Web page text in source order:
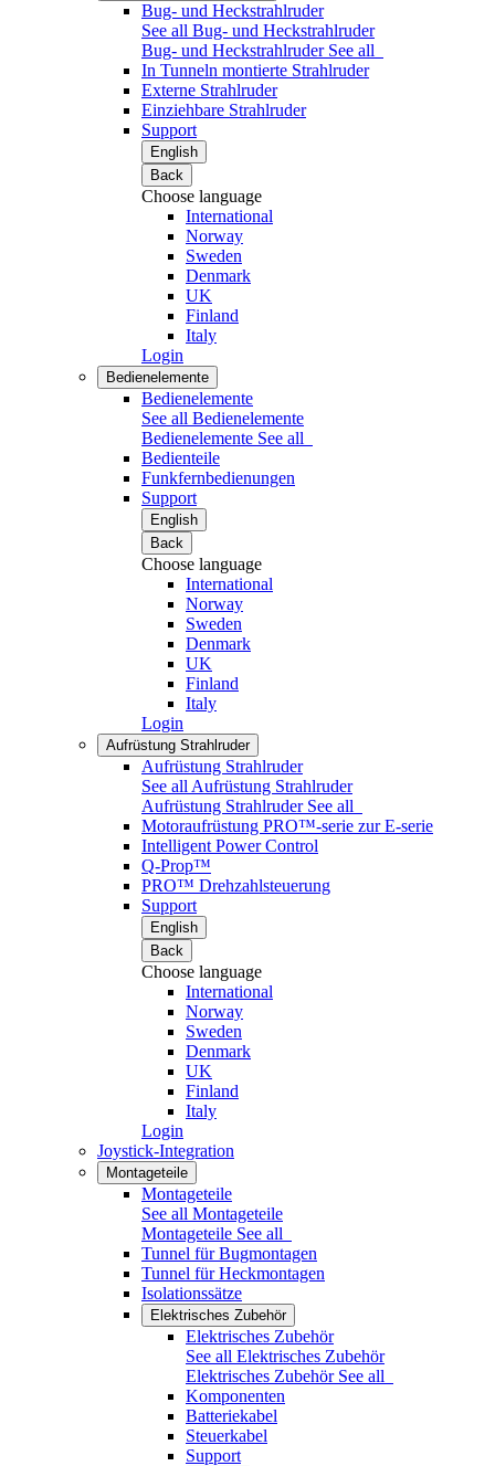
Bug- und Heckstrahlruder
See all Bug- und Heckstrahlruder
Bug- und Heckstrahlruder See all
In Tunneln montierte Strahlruder
Externe Strahlruder
Einziehbare Strahlruder
Support
English
Back
Choose language
International
Norway
Sweden
Denmark
UK
Finland
Italy
Login
Bedienelemente
Bedienelemente
See all Bedienelemente
Bedienelemente See all
Bedienteile
Funkfernbedienungen
Support
English
Back
Choose language
International
Norway
Sweden
Denmark
UK
Finland
Italy
Login
Aufrüstung Strahlruder
Aufrüstung Strahlruder
See all Aufrüstung Strahlruder
Aufrüstung Strahlruder See all
Motoraufrüstung PRO™-serie zur E-serie
Intelligent Power Control
Q-Prop™
PRO™ Drehzahlsteuerung
Support
English
Back
Choose language
International
Norway
Sweden
Denmark
UK
Finland
Italy
Login
Joystick-Integration
Montageteile
Montageteile
See all Montageteile
Montageteile See all
Tunnel für Bugmontagen
Tunnel für Heckmontagen
Isolationssätze
Elektrisches Zubehör
Elektrisches Zubehör
See all Elektrisches Zubehör
Elektrisches Zubehör See all
Komponenten
Batteriekabel
Steuerkabel
Support